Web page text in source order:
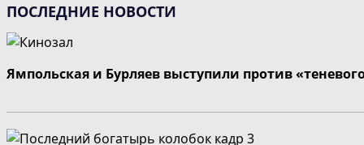
ПОСЛЕДНИЕ НОВОСТИ
Ямпольская и Бурляев выступили против